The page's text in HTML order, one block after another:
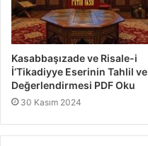
Kasabbaşızade ve Risale-i
İ‘Tikadiyye Eserinin Tahlil ve
Değerlendirmesi PDF Oku
30 Kasım 2024